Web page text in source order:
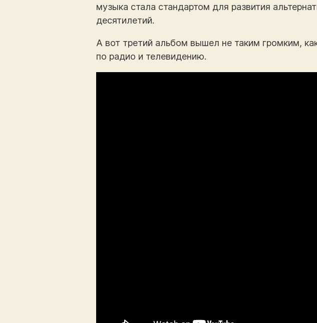
музыка стала стандартом для развития
десятилетий.
А вот третий альбом вышел не таким громким,
по радио и телевидению.